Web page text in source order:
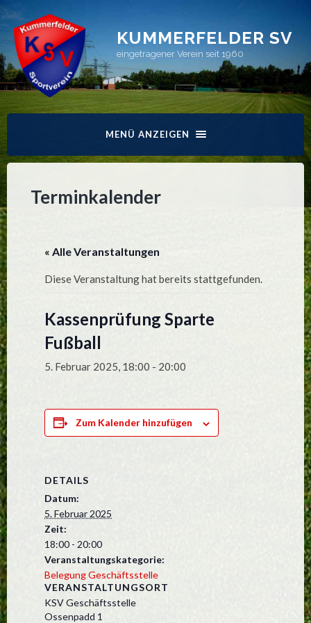
KUMMERFELDER SV
eingetragener Verein seit 1960
MENÜ ANZEIGEN
Terminkalender
« Alle Veranstaltungen
Diese Veranstaltung hat bereits stattgefunden.
Kassenprüfung Sparte
Fußball
5. Februar 2025, 18:00 - 20:00
Zum Kalender hinzufügen
DETAILS
Datum:
5. Februar 2025
Zeit:
18:00 - 20:00
Veranstaltungskategorie:
Belegung Geschäftsstelle
VERANSTALTUNGSORT
KSV Geschäftsstelle
Ossenpadd 1